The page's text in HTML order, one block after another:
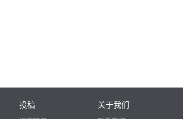
投稿 关于我们